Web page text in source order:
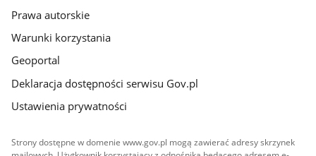
Prawa autorskie
Warunki korzystania
Geoportal
Deklaracja dostępności serwisu Gov.pl
Ustawienia prywatności
Strony dostępne w domenie www.gov.pl mogą zawierać adresy skrzynek